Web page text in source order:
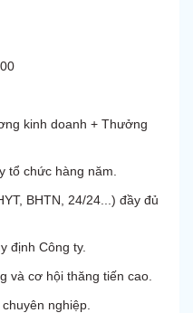
kinh doanh + Thưởng
tổ chức hàng năm.
BHTN, 24/24...) đầy đủ
định Công ty.
và cơ hội thăng tiến cao.
nghiệp.